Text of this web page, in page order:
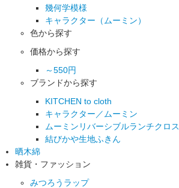
幾何学模様
キャラクター（ムーミン）
色から探す
価格から探す
～550円
ブランドから探す
KITCHEN to cloth
キャラクター／ムーミン
ムーミンリバーシブルランチクロス
結びかや生地ふきん
晒木綿
雑貨・ファッション
みつろうラップ